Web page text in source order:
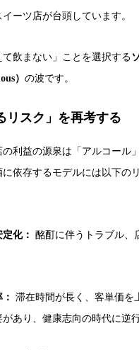
ーツ店が台頭しています。
て飲まない」ことを選択する
） の波です。
リスク」を再考する
利益の源泉は「アルコール
依存するモデルには以下の
化： 酩酊に伴うトラブル、
滞在時間が長く、客単価を
あり、健康志向の時代に逆行